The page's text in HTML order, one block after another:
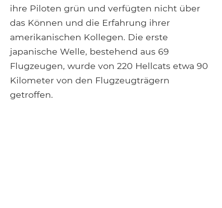
ihre Piloten grün und verfügten nicht über
das Können und die Erfahrung ihrer
amerikanischen Kollegen. Die erste
japanische Welle, bestehend aus 69
Flugzeugen, wurde von 220 Hellcats etwa 90
Kilometer von den Flugzeugträgern
getroffen.